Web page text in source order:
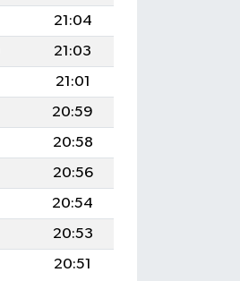
21:04
21:03
21:01
20:59
20:58
20:56
20:54
20:53
20:51